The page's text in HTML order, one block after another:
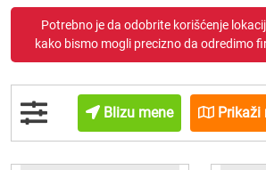
Potrebno je da odobrite korišćenje
kako bismo mogli precizno da odredimo
Blizu mene Prikaži